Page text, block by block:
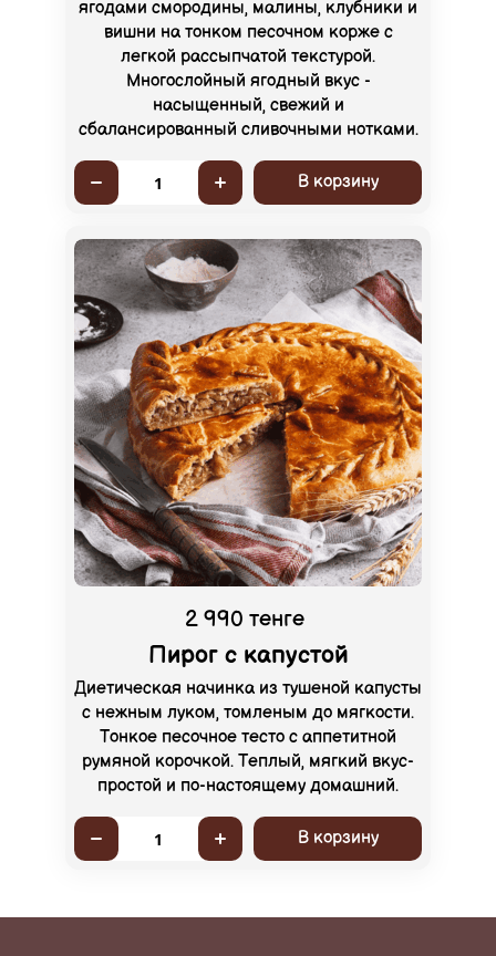
ягодами смородины, малины, клубники и
вишни на тонком песочном корже с
легкой рассыпчатой текстурой.
Многослойный ягодный вкус -
насыщенный, свежий и
сбалансированный сливочными нотками.
1 В корзину
2 990 тенге
Пирог с капустой
Диетическая начинка из тушеной капусты
с нежным луком, томленым до мягкости.
Тонкое песочное тесто с аппетитной
румяной корочкой. Теплый, мягкий вкус-
простой и по-настоящему домашний.
1 В корзину